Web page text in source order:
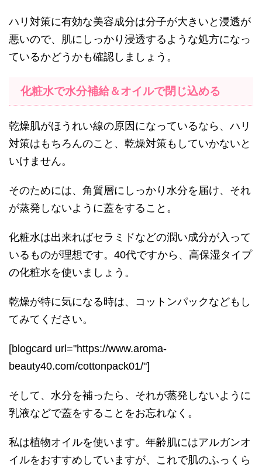
ハリ対策に有効な美容成分は分子が大きいと浸透が
悪いので、肌にしっかり浸透するような処方になっ
ているかどうかも確認しましょう。
化粧水で水分補給＆オイルで閉じ込める
乾燥肌がほうれい線の原因になっているなら、ハリ
対策はもちろんのこと、乾燥対策もしていかないと
いけません。
そのためには、角質層にしっかり水分を届け、それ
が蒸発しないように蓋をすること。
化粧水は出来ればセラミドなどの潤い成分が入って
いるものが理想です。40代ですから、高保湿タイプ
の化粧水を使いましょう。
乾燥が特に気になる時は、コットンパックなどもし
てみてください。
[blogcard url="https://www.aroma-
beauty40.com/cottonpack01/"]
そして、水分を補ったら、それが蒸発しないように
乳液などで蓋をすることをお忘れなく。
私は植物オイルを使います。年齢肌にはアルガンオ
イルをおすすめしていますが、これで肌のふっくら